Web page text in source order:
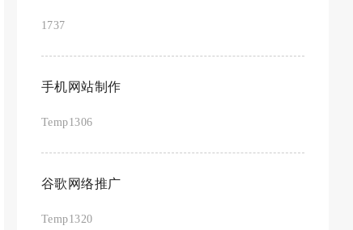
1737
手机网站制作
Temp1306
谷歌网络推广
Temp1320